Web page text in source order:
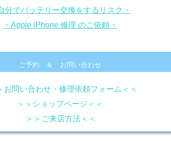
分でバッテリー交換をするリスク・
・Apple iPhone 修理 のご依頼・
ご予約 ＆ お問い合わせ
お問い合わせ・修理依頼フォーム＜＜
＞＞ショップページ＜＜
＞＞ご来店方法＜＜